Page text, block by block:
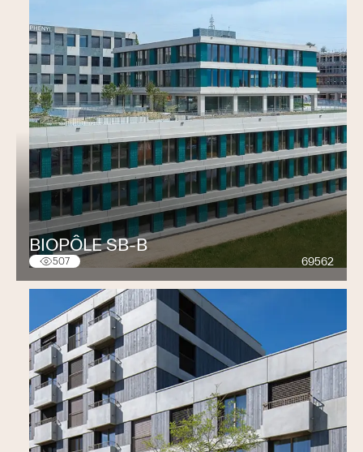
BIOPÔLE SB-B
507 69562